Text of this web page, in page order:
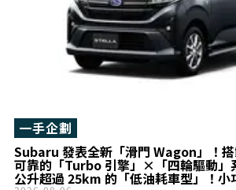
Subaru 發表全新「滑門 Wagon」！
可靠的「Turbo 引擎」×「四輪驅動」
公升超過 25km 的「低油耗車型」！小
一手企劃